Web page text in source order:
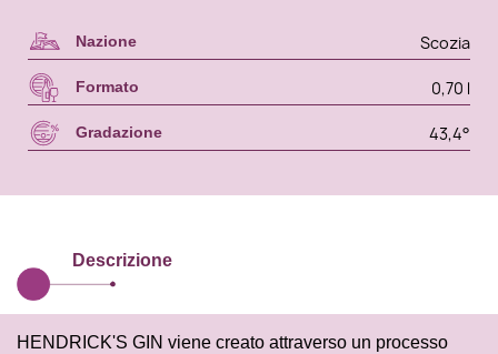
Nazione Scozia
Formato 0,70 l
Gradazione 43,4°
Descrizione
HENDRICK'S GIN viene creato attraverso un processo